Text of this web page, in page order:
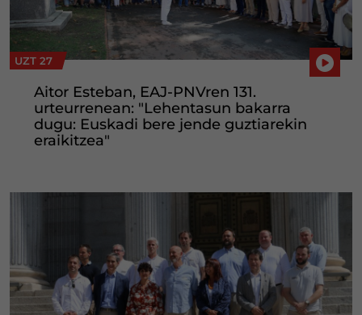
UZT 27
Aitor Esteban, EAJ-PNVren 131.
urteurrenean: "Lehentasun bakarra
dugu: Euskadi bere jende guztiarekin
eraikitzea"